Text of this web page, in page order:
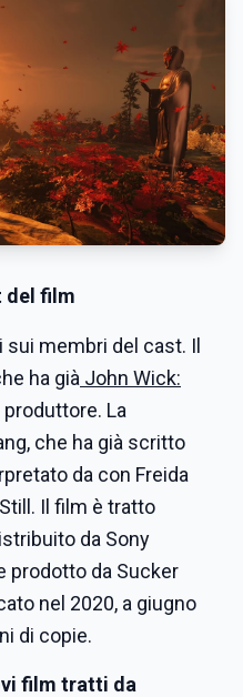
del film
membri del cast. Il
ha già John Wick:
La
che ha già scritto
da con Freida
Il film è tratto
da Sony
prodotto da Sucker
nel 2020, a giugno
di copie.
film tratti da